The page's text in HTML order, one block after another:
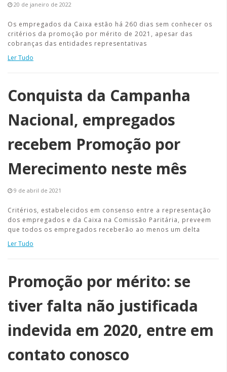
20 de janeiro de 2022
Os empregados da Caixa estão há 260 dias sem conhecer os
critérios da promoção por mérito de 2021, apesar das
cobranças das entidades representativas
Ler Tudo
Conquista da Campanha
Nacional, empregados
recebem Promoção por
Merecimento neste mês
9 de abril de 2021
Critérios, estabelecidos em consenso entre a representação
dos empregados e da Caixa na Comissão Paritária, preveem
que todos os empregados receberão ao menos um delta
Ler Tudo
Promoção por mérito: se
tiver falta não justificada
indevida em 2020, entre em
contato conosco